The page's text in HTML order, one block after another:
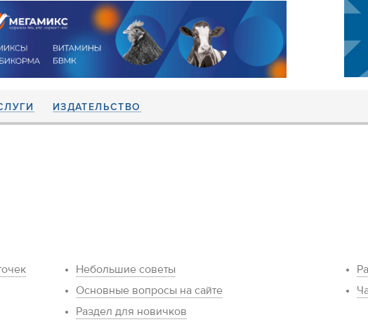
ИЗДАТЕЛЬСТВО
Небольшие советы
Основные вопросы на сайте
Раздел для новичков